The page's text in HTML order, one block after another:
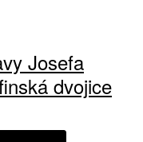
Josefa
dvojice